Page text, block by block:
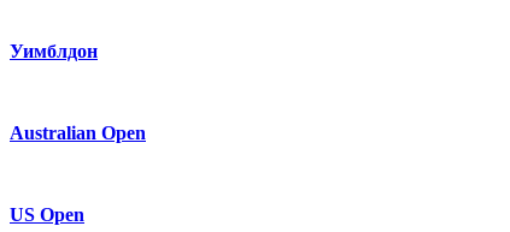
Уимблдон
Australian Open
US Open